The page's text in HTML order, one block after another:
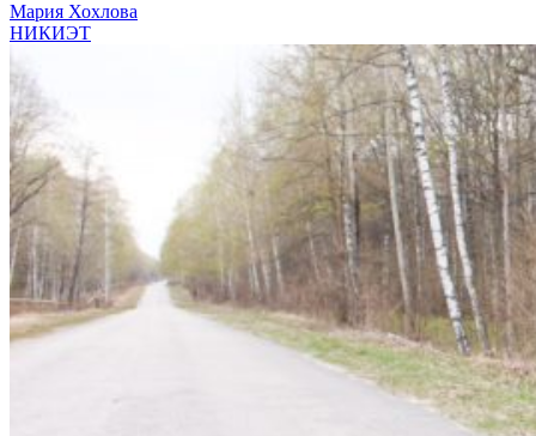
Мария Хохлова
НИКИЭТ